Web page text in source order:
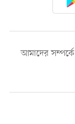
আমাদের সম্পর্কে